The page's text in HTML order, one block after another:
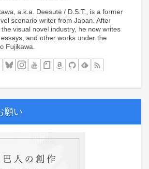
a.k.a. Deesute / D.S.T., is a former
scenario writer from Japan. After
visual novel industry, he now writes
and other works under the
Fujikawa.
願い